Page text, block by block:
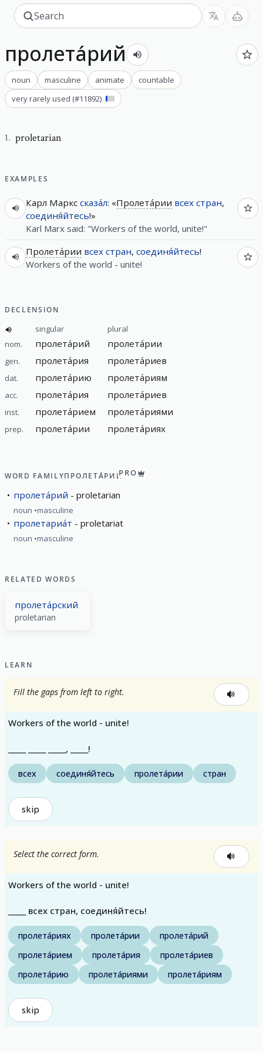
пролета́рий
noun masculine animate
countable
very rarely used (#11892)
1. proletarian
EXAMPLES
Карл Маркс сказа́л: «Пролета́рии всех стран,
соединя́йтесь!»
Karl Marx said: "Workers of the world, unite!"
Пролета́рии всех стран, соединя́йтесь!
Workers of the world - unite!
DECLENSION
singular
plural
nom.
пролета́рий пролета́рии
gen. пролета́рия пролета́риев
dat. пролета́рию пролета́риям
acc. пролета́рия пролета́риев
inst. пролета́рием пролета́риями
prep. пролета́рии пролета́риях
WORD FAMILYПРОЛЕТА́РИЙPRO
пролета́рий proletarian
noun masculine
пролетариа́т proletariat
noun masculine
RELATED WORDS
пролета́рский
proletarian
LEARN
Fill the gaps from left to right.
Workers of the world - unite!
_____ _____ _____, _____!
всех соединя́йтесь пролета́рии стран
skip
Select the correct form.
Workers of the world - unite!
_____ всех стран, соединя́йтесь!
пролета́риях пролета́рии
пролета́рий
пролета́рием
пролета́рия
пролета́риев
пролета́рию
пролета́риями пролета́риям
skip